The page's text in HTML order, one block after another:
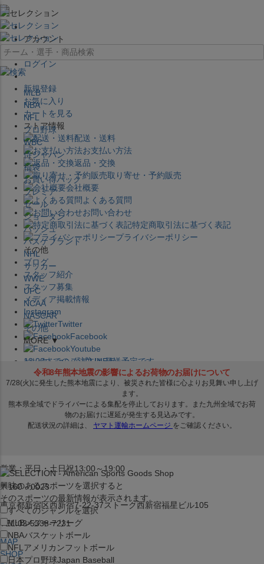
×
アカウント
ログイン
新規登録
お気に入り
カートを見る
ストア情報
配送・送料
お支払い方法
返品・交換
取り寄せ・予約販売
会社概要
よくある質問
お問い合わせ
特定商取引法に基づく表記
プライバシーポリシー
その他
ブログ
スタッフ紹介
スタッフ募集
メディア掲載情報
Instagram
Twitter
Facebook
Youtube
セレクション公式LINE@
営業：平日・土日祝13:00～19:00
〒160－0023
東京都新宿区西新宿7-22-37ストーク西新宿福星ビル105
TEL:03-5338-7231
MAP
SHOP
MLB
NBA
NFL
プロ野球
WBC
侍ジャパン
福袋
お買い得パック
プレミア
セール
ジョーダン
バッシュ
バスケブランド
NHL
サッカー
WWE
UFC
NCAA
NASCAR
その他
MORE ▼
12:00までのご注文は発送予定です。
在庫品は 1-3営業日内で発送!! ※お取寄せ商品は対象外
興味のあるスポーツを選択すると
そのスポーツの最新情報が表示されます。
すべてのジャンルを選択
MLBメジャーリーグ
NBAバスケットボール
NFL アメリカンフットボール
日本プロ野球Japan Baseball